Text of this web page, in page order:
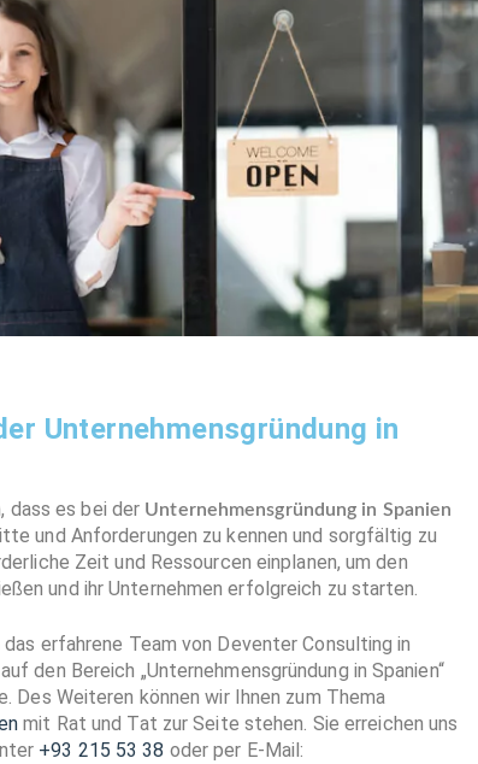
Unternehmensgründung in
dass es bei der Unternehmensgründung in Spanien
und Anforderungen zu kennen und sorgfältig zu
Zeit und Ressourcen einplanen, um den
und ihr Unternehmen erfolgreich zu starten.
erfahrene Team von Deventer Consulting in
den Bereich „Unternehmensgründung in Spanien“
Des Weiteren können wir Ihnen zum Thema
mit Rat und Tat zur Seite stehen. Sie erreichen uns
+93 215 53 38 oder per E-Mail: